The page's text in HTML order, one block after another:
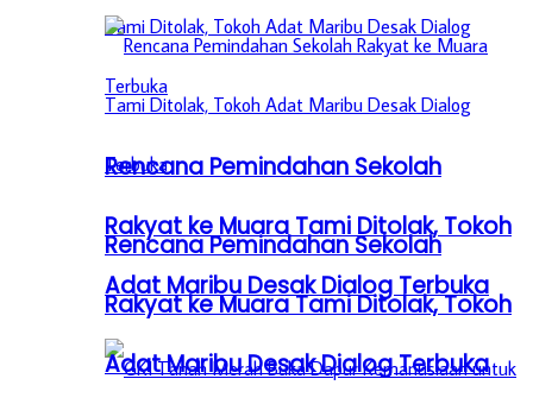
Rencana Pemindahan Sekolah
Rakyat ke Muara Tami Ditolak, Tokoh
Adat Maribu Desak Dialog Terbuka
Rencana Pemindahan Sekolah
Rakyat ke Muara Tami Ditolak, Tokoh
Adat Maribu Desak Dialog Terbuka